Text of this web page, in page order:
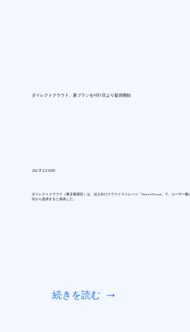
ダイレクトクラウド、新プランを9月1日より提供開始
26/7/22 0:00
ダイレクトクラウド（東京都港区）は、法人向けクラウドストレージ「DirectCloud」で、ユーザー数
日から提供すると発表した。
続きを読む